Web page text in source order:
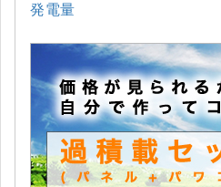
発電量